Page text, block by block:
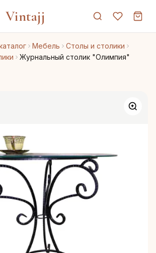
Vintajj
Мебель
Столы и столики
Журнальный столик "Олимпия"